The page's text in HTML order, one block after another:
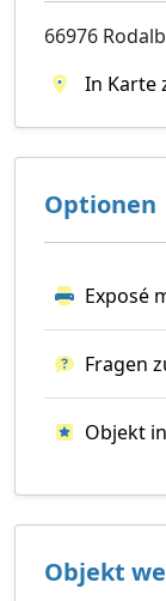
66976
In Karte
Optionen
Exposé
Fragen
Objekt
Objekt